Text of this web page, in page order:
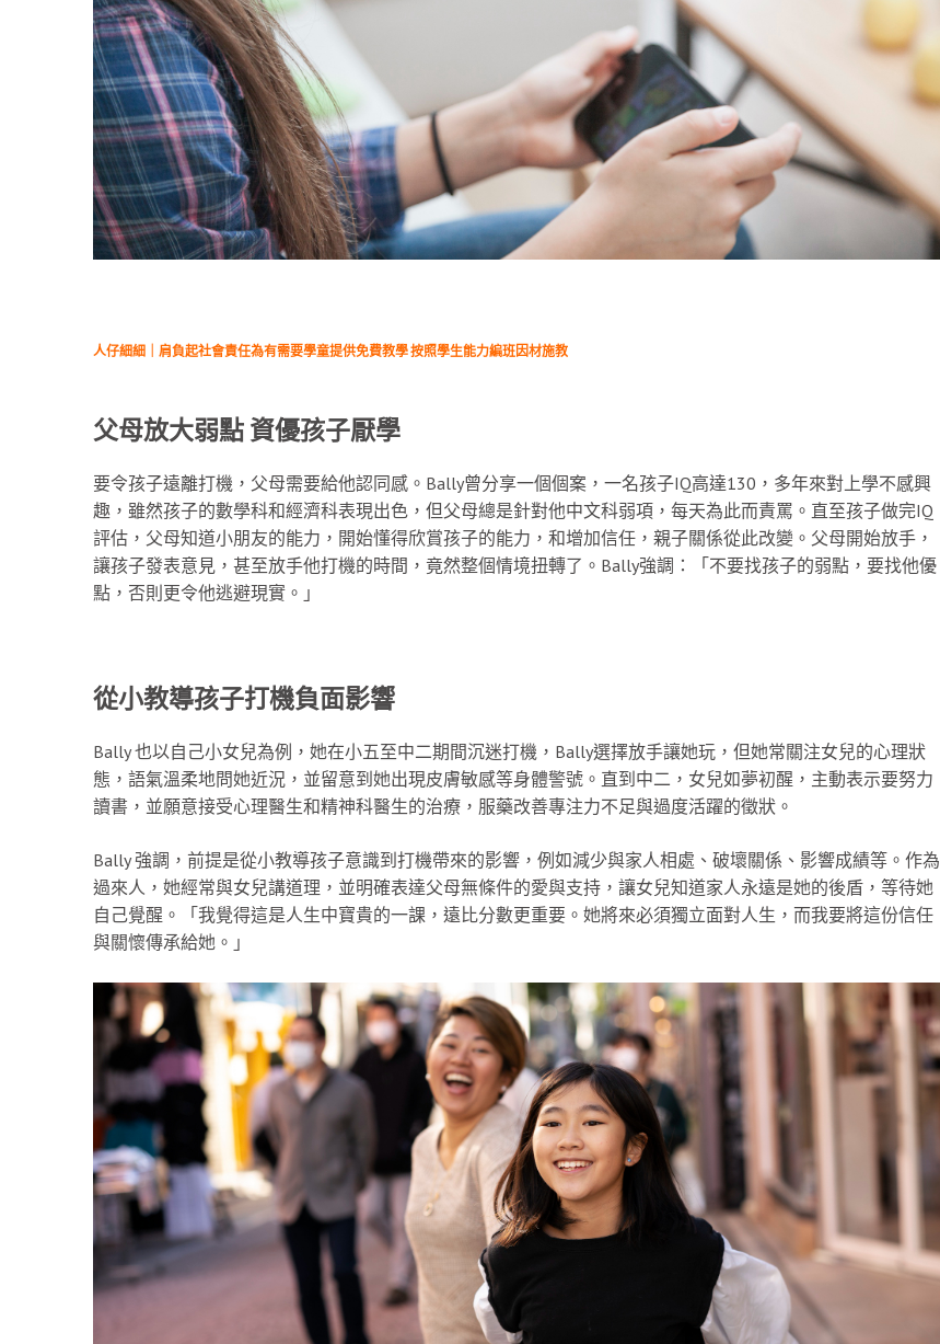
人仔細細｜肩負起社會責任為有需要學童提供免費教學 按照學生能力編班因材施教
父母放大弱點 資優孩子厭學
要令孩子遠離打機，父母需要給他認同感。Bally曾分享一個個案，一名孩子IQ高達130，多年來對上學不感興
趣，雖然孩子的數學科和經濟科表現出色，但父母總是針對他中文科弱項，每天為此而責罵。直至孩子做完IQ
評估，父母知道小朋友的能力，開始懂得欣賞孩子的能力，和增加信任，親子關係從此改變。父母開始放手，
讓孩子發表意見，甚至放手他打機的時間，竟然整個情境扭轉了。Bally強調：「不要找孩子的弱點，要找他優
點，否則更令他逃避現實。」
從小教導孩子打機負面影響
Bally 也以自己小女兒為例，她在小五至中二期間沉迷打機，Bally選擇放手讓她玩，但她常關注女兒的心理狀
態，語氣溫柔地問她近況，並留意到她出現皮膚敏感等身體警號。直到中二，女兒如夢初醒，主動表示要努力
讀書，並願意接受心理醫生和精神科醫生的治療，服藥改善專注力不足與過度活躍的徵狀。
Bally 強調，前提是從小教導孩子意識到打機帶來的影響，例如減少與家人相處、破壞關係、影響成績等。作為
過來人，她經常與女兒講道理，並明確表達父母無條件的愛與支持，讓女兒知道家人永遠是她的後盾，等待她
自己覺醒。「我覺得這是人生中寶貴的一課，遠比分數更重要。她將來必須獨立面對人生，而我要將這份信任
與關懷傳承給她。」